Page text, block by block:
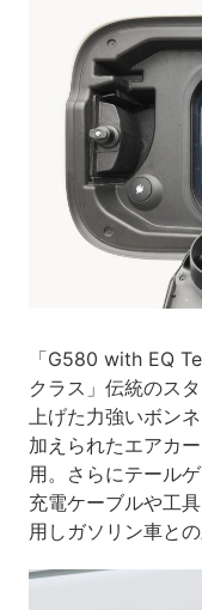
「G580 with EQ
クラス」伝統のス
上げた力強いボン
加えられたエアカ
用。さらにテール
充電ケーブルや工
用しガソリン車と